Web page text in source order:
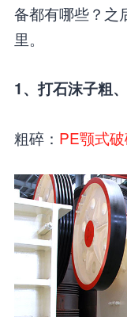
备都有哪些？之
里。
1、打石沫子粗
粗碎： PE颚式